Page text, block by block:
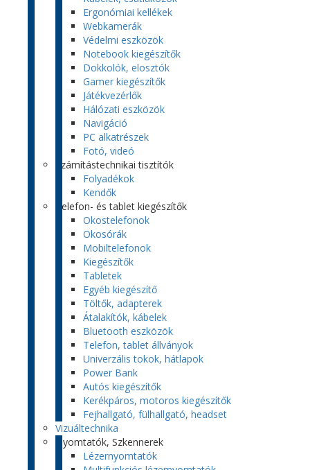
Ergonómiai kellékek
Webkamerák
Védelmi eszközök
Notebook kiegészítők
Dokkolók, elosztók
Gamer kiegészítők
Játékvezérlők
Hálózati eszközök
Navigáció
PC alkatrészek
Fotó, videó
Számítástechnikai tisztítók
Folyadékok
Kendők
Telefon- és tablet kiegészítők
Okostelefonok
Okosórák
Mobiltelefonok
Kiegészítők
Tabletek
Egyéb kiegészítő
Töltők, adapterek
Átalakítók, kábelek
Bluetooth eszközök
Telefon, tablet állványok
Univerzális tokok, hátlapok
Power Bank
Autós kiegészítők
Kerékpáros, motoros kiegészítők
Fejhallgató, fülhallgató, headset
Vizuáltechnika
Nyomtatók, Szkennerek
Lézernyomtatók